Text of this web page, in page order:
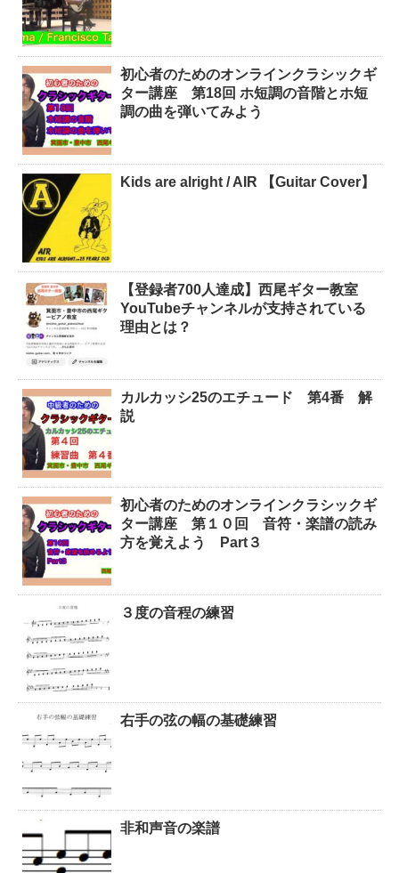
初心者のためのオンラインクラシックギ
ター講座 第18回 ホ短調の音階とホ短
調の曲を弾いてみよう
Kids are alright / AIR 【Guitar Cover】
【登録者700人達成】西尾ギター教室
YouTubeチャンネルが支持されている
理由とは？
カルカッシ25のエチュード 第4番 解
説
初心者のためのオンラインクラシックギ
ター講座 第１０回 音符・楽譜の読み
方を覚えよう Part３
３度の音程の練習
右手の弦の幅の基礎練習
非和声音の楽譜